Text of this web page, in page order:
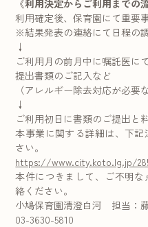
《利用決定からご利用までの
利用確定後、保育園にて重要
※結果発表の連絡にて日程の
↓
ご利用月の前月中に嘱託医に
提出書類のご記入など
（アレルギー除去対応が必要
↓
ご利用初日に書類のご提出と
本事業に関する詳細は、下
さい。
https://www.city.koto.lg.jp/
本件につきまして、ご不明
絡ください。
小鳩保育園清澄白河 担当：
03-3630-5810